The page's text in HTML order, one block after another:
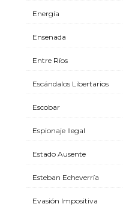
Energía
Ensenada
Entre Ríos
Escándalos Libertarios
Escobar
Espionaje Ilegal
Estado Ausente
Esteban Echeverría
Evasión Impositiva